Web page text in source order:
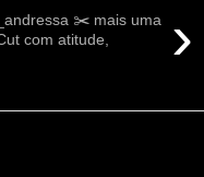
›
✂️ mais uma
com atitude,